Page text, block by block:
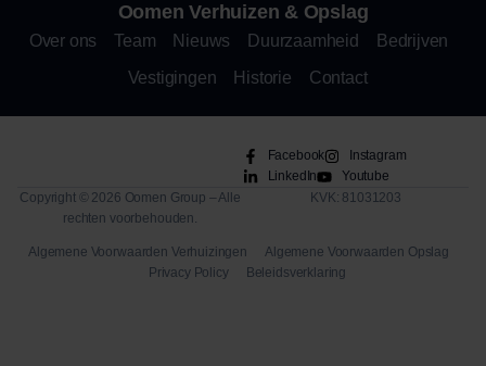
Oomen Verhuizen & Opslag
Over ons Team Nieuws Duurzaamheid
Bedrijven
Vestigingen
Historie Contact
Facebook
Instagram
LinkedIn
Youtube
Copyright © 2026 Oomen Group – Alle
rechten voorbehouden.
KVK: 81031203
Algemene Voorwaarden Verhuizingen
Algemene Voorwaarden Opslag
Privacy Policy
Beleidsverklaring